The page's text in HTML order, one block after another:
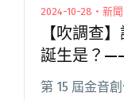
2024-10-28・新聞
【吹調查
誕生是？
第 15 屆金音